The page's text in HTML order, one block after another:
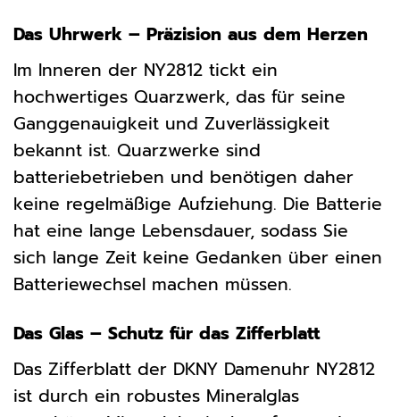
Das Uhrwerk – Präzision aus dem Herzen
Im Inneren der NY2812 tickt ein
hochwertiges Quarzwerk, das für seine
Ganggenauigkeit und Zuverlässigkeit
bekannt ist. Quarzwerke sind
batteriebetrieben und benötigen daher
keine regelmäßige Aufziehung. Die Batterie
hat eine lange Lebensdauer, sodass Sie
sich lange Zeit keine Gedanken über einen
Batteriewechsel machen müssen.
Das Glas – Schutz für das Zifferblatt
Das Zifferblatt der DKNY Damenuhr NY2812
ist durch ein robustes Mineralglas